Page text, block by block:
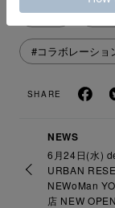
#MEN
#コラボレーショ
SHARE
NEWS
6月24日(水)
URBAN
NEWoMan
店 NEW